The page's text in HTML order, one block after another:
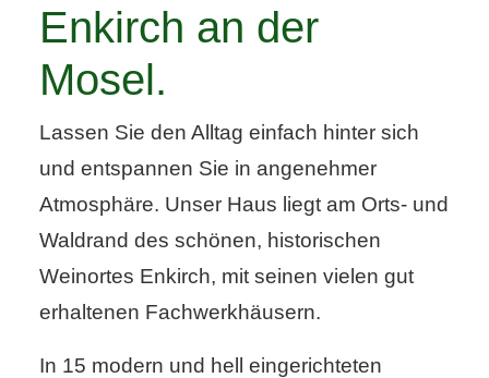
Enkirch an der
Mosel.
Lassen Sie den Alltag einfach hinter sich
und entspannen Sie in angenehmer
Atmosphäre. Unser Haus liegt am Orts- und
Waldrand des schönen, historischen
Weinortes Enkirch, mit seinen vielen gut
erhaltenen Fachwerkhäusern.
In 15 modern und hell eingerichteten